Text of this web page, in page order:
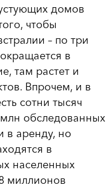
домов
чтобы
– по три
в
там растет и
Впрочем, и в
сотни тысяч
обследованных
в аренду, но
в
населенных
миллионов